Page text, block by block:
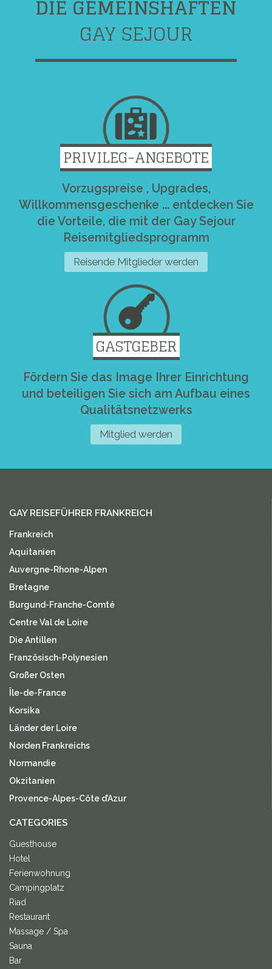
DIE GEMEINSHAFTEN
GAY SEJOUR
PRIVILEG-ANGEBOTE
Vorzugspreise , Upgrades,
Willkommensgeschenke ... entdecken Sie
die Vorteile, die mit der Gay Sejour
Reisemitgliedsprogramm
Reisende Mitglieder werden
GASTGEBER
Fördern Sie das Image Ihrer Einrichtung
und beteiligen Sie sich am Aufbau eines
Qualitätsnetzwerks
Mitglied werden
GAY REISEFÜHRER FRANKREICH
Frankreich
Aquitanien
Auvergne-Rhone-Alpen
Bretagne
Burgund-Franche-Comté
Centre Val de Loire
Die Antillen
Französisch-Polynesien
Großer Osten
Île-de-France
Korsika
Länder der Loire
Norden Frankreichs
Normandie
Okzitanien
Provence-Alpes-Côte d’Azur
CATEGORIES
Guesthouse
Hotel
Ferienwohnung
Campingplatz
Riad
Restaurant
Massage / Spa
Sauna
Bar